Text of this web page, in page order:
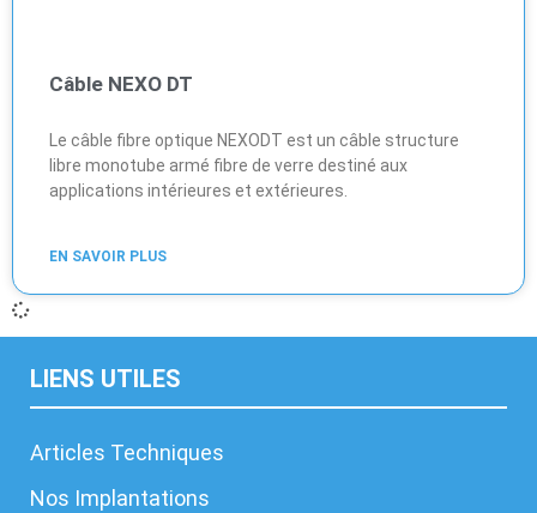
Câble NEXO DT
Le câble fibre optique NEXODT est un câble structure
libre monotube armé fibre de verre destiné aux
applications intérieures et extérieures.
EN SAVOIR PLUS
LIENS UTILES
Articles Techniques
Nos Implantations